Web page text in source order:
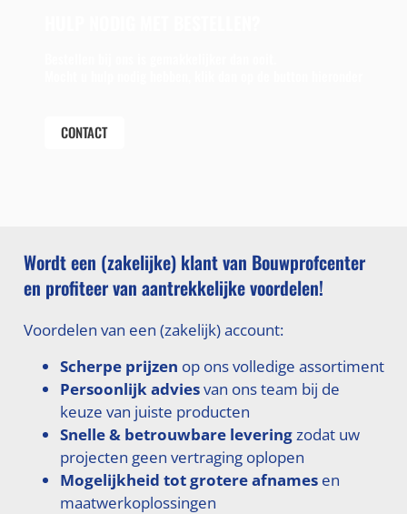
CONTACT
Wordt een (zakelijke) klant van Bouwprofcenter
en profiteer van aantrekkelijke voordelen!
Voordelen van een (zakelijk) account:
Scherpe prijzen op ons volledige assortiment
Persoonlijk adviesvan ons team bij de
keuze van juiste producten
Snelle & betrouwbare leveringzodat uw
projecten geen vertraging oplopen
Mogelijkheid tot grotere afnamesen
maatwerkoplossingen